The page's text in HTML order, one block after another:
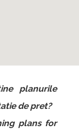
planurile
de pret?
plans for